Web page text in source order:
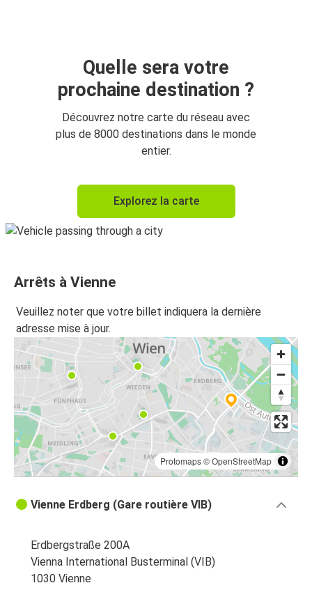
Prague
Munich
Vienne
Vienne
Zagreb
Vienne
Brno
Brno
Vienne
Vienne
Ljubljana
Vienne
Quelle sera votre
prochaine destination ?
Découvrez notre carte du réseau avec
plus de 8000 destinations dans le monde
entier.
Explorez la carte
Arrêts à Vienne
Veuillez noter que votre billet indiquera la dernière
adresse mise à jour.
Protomaps©OpenStreetMap
Vienne Erdberg (Gare routière VIB)
Erdbergstraße 200A
Vienna International Busterminal (VIB)
1030 Vienne